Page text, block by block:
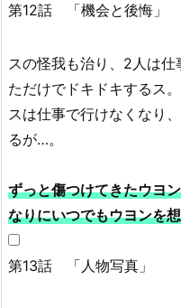
第12話 「機会と後悔」
スの怪我も治り、2人は
ただけでドキドキするス
スは仕事で行けなくなり
るが…。
ずっと傷つけてきたウヨ
なりにいつでもウヨンを
第13話 「人物写真」